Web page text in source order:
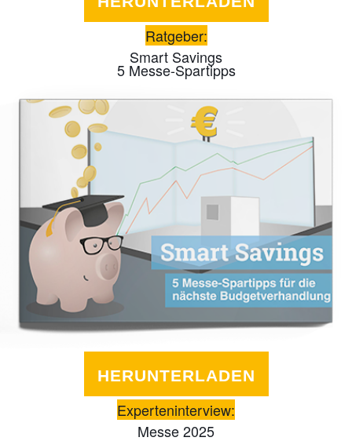
Ratgeber:
Smart Savings
5 Messe-Spartipps
HERUNTERLADEN
Experteninterview:
Messe 2025